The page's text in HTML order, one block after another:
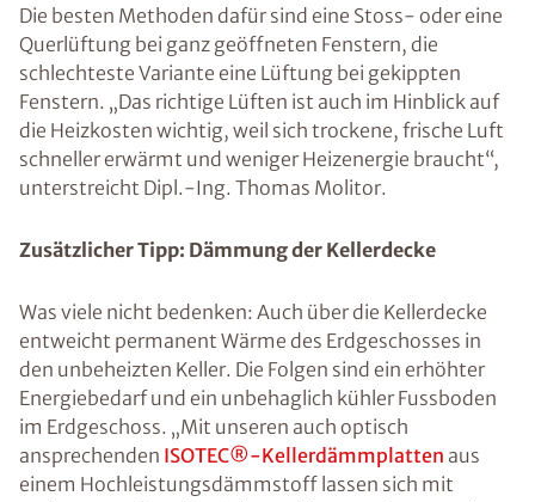
Die besten Methoden dafür sind eine Stoss- oder eine
Querlüftung bei ganz geöffneten Fenstern, die
schlechteste Variante eine Lüftung bei gekippten
Fenstern. „Das richtige Lüften ist auch im Hinblick auf
die Heizkosten wichtig, weil sich trockene, frische Luft
schneller erwärmt und weniger Heizenergie braucht“,
unterstreicht Dipl.-Ing. Thomas Molitor.
Zusätzlicher Tipp: Dämmung der Kellerdecke
Was viele nicht bedenken: Auch über die Kellerdecke
entweicht permanent Wärme des Erdgeschosses in
den unbeheizten Keller. Die Folgen sind ein erhöhter
Energiebedarf und ein unbehaglich kühler Fussboden
im Erdgeschoss. „Mit unseren auch optisch
ansprechenden ISOTEC®-Kellerdämmplatten aus
einem Hochleistungsdämmstoff lassen sich mit